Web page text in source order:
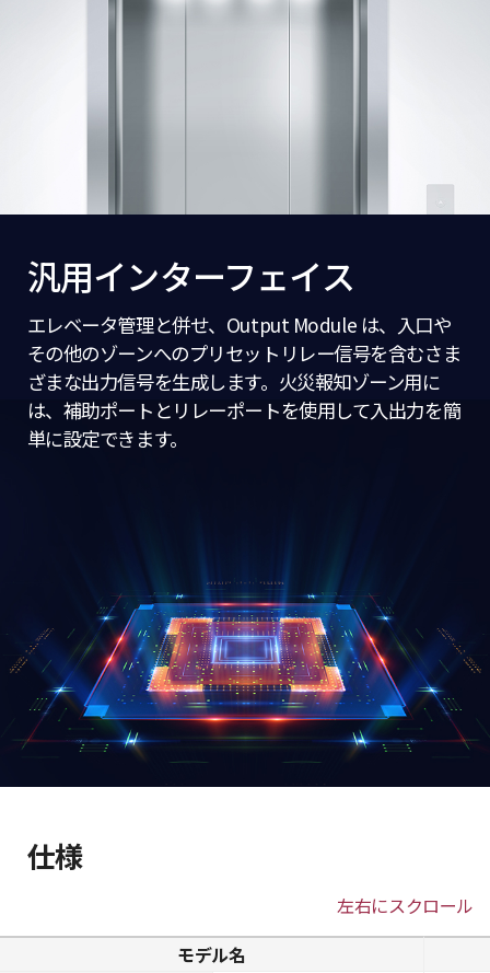
汎用インターフェイス
エレベータ管理と併せ、Output Module は、入口や
その他のゾーンへのプリセットリレー信号を含むさま
ざまな出力信号を生成します。火災報知ゾーン用に
は、補助ポートとリレーポートを使用して入出力を簡
単に設定できます。
仕様
左右にスクロール
モデル名